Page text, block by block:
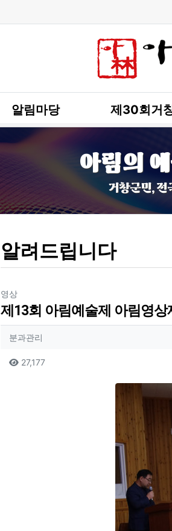
알림마당 제30회거
아림의
거창군민, 전
알려드립니다
영상분류
제13회 아림예술제 아림영상
작성자 정보
분과관리
컨텐츠 정보
27,177조회